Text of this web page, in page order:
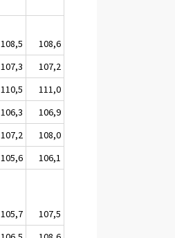
108,5
108,6
107,3
107,2
110,5
111,0
106,3
106,9
107,2
108,0
105,6
106,1
105,7
107,5